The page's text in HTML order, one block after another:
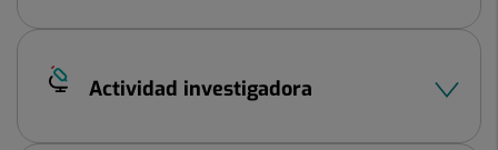
Actividad investigadora